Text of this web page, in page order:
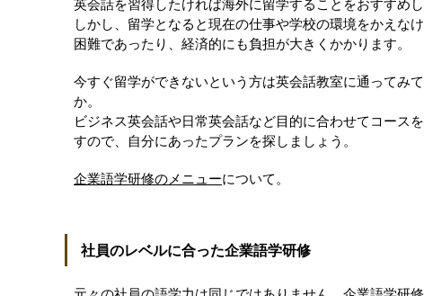
英会話を習得したければ海外に留学することをおすすめし
しかし、留学となると現在の仕事や学校の環境をかえな
困難であったり、経済的にも負担が大きくかかります。
今すぐ留学ができないという方は英会話教室に通ってみ
か。
ビジネス英会話や日常英会話など目的に合わせてコース
すので、自分にあったプランを探しましょう。
企業語学研修のメニューについて。
社員のレベルに合った企業語学研修